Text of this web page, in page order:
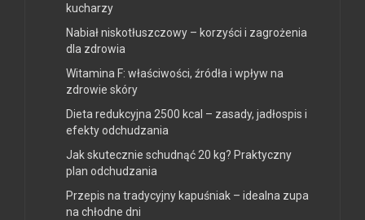
kucharzy
Nabiał niskotłuszczowy – korzyści i zagrożenia
dla zdrowia
Witamina F: właściwości, źródła i wpływ na
zdrowie skóry
Dieta redukcyjna 2500 kcal – zasady, jadłospis i
efekty odchudzania
Jak skutecznie schudnąć 20 kg? Praktyczny
plan odchudzania
Przepis na tradycyjny kapuśniak – idealna zupa
na chłodne dni